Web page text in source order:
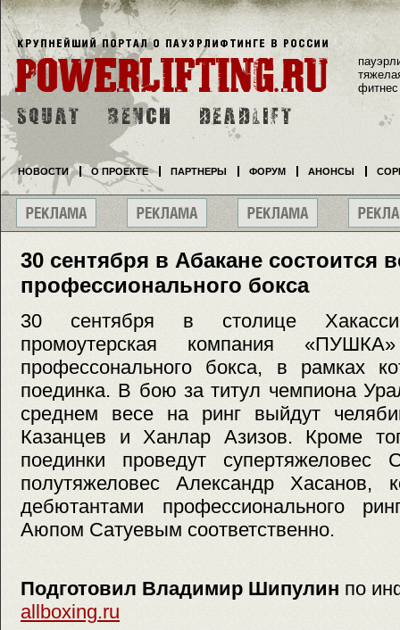
30 сентября в Абакане состоится
профессионального бокса
30 сентября в столице
промоутерская компания
профессонального бокса, в рамках
поединка. В бою за титул чемпиона
среднем весе на ринг выйдут
Казанцев и Ханлар Азизов. Кроме
поединки проведут супертяжеловес
полутяжеловес Александр Хасанов,
дебютантами профессионального
Аюпом Сатуевым соответственно.
Подготовил Владимир Шипулин по
allboxing.ru
фитнес
НОВОСТИ О ПРОЕКТЕ ПАРТНЕРЫ ФОРУМ АНОНСЫ